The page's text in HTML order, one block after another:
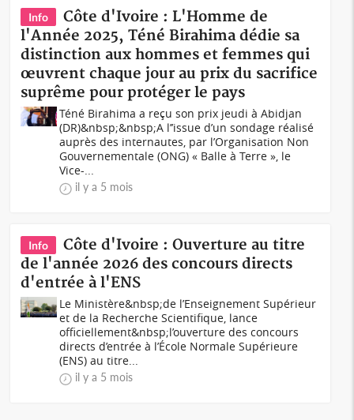
Info
Côte d'Ivoire : L'Homme de
l'Année 2025, Téné Birahima dédie sa
distinction aux hommes et femmes qui
œuvrent chaque jour au prix du sacrifice
suprême pour protéger le pays
Téné Birahima a reçu son prix jeudi à Abidjan
(DR)&nbsp;&nbsp;A l’’issue d’un sondage réalisé
auprès des internautes, par l’Organisation Non
Gouvernementale (ONG) « Balle à Terre », le
Vice-...
il y a 5 mois
Info
Côte d'Ivoire : Ouverture au titre
de l'année 2026 des concours directs
d'entrée à l'ENS
Le Ministère&nbsp;de l’Enseignement Supérieur
et de la Recherche Scientifique, lance
officiellement&nbsp;l’ouverture des concours
directs d’entrée à l’École Normale Supérieure
(ENS) au titre...
il y a 5 mois